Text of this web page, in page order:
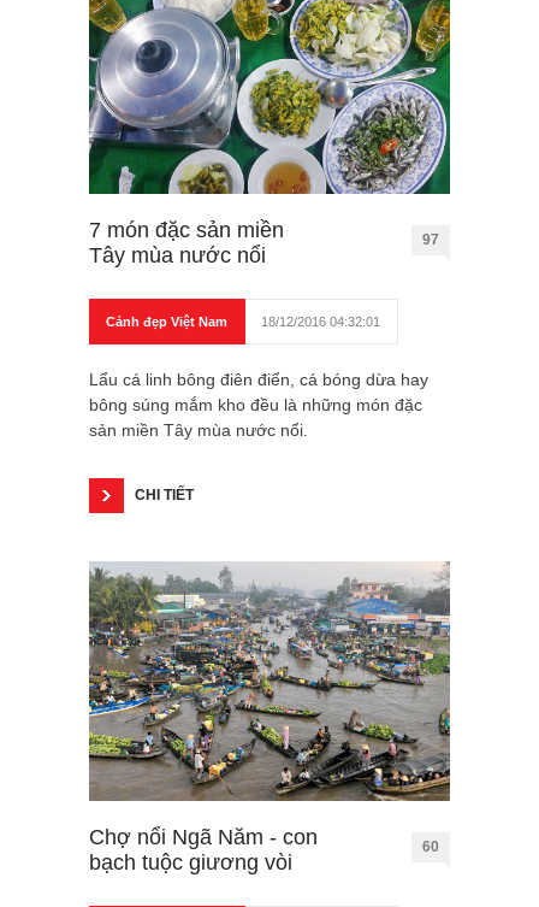
7 món đặc sản miền
Tây mùa nước nổi
97
Cảnh đẹp Việt Nam 18/12/2016 04:32:01
Lẩu cá linh bông điên điển, cá bóng dừa hay
bông súng mắm kho đều là những món đặc
sản miền Tây mùa nước nổi.
CHI TIẾT
Chợ nổi Ngã Năm - con
bạch tuộc giương vòi
60